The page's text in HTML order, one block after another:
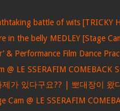
battle of wits [TRICKY
in the belly MEDLEY [Stage
& Performance Film Dance
@ LE SSERAFIM COMEBACK
제가 있다구요?? | 뽀대장이 왔
Cam @ LE SSERAFIM